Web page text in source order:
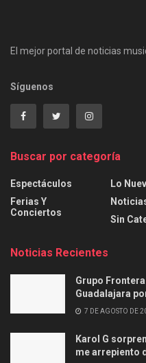
El mejor portal de noticias
Síguenos
Buscar por categoría
Espectáculos
Ferias Y
Conciertos
Lo
Sin
Noticias Recientes
Grupo
Guadalajara
7 DE AGOSTO DE
Karol G
me arrepiento